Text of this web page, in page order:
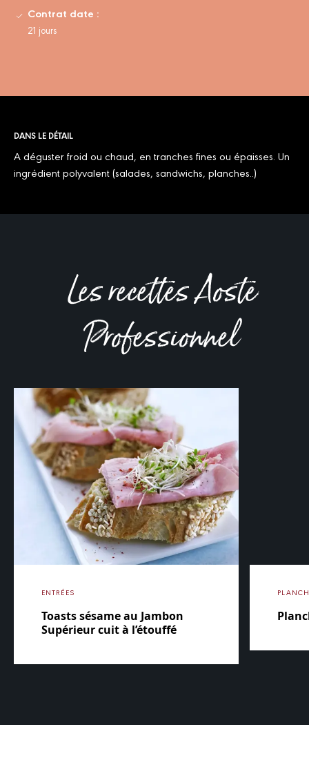
Contrat date :
21 jours
DANS LE DÉTAIL
A déguster froid ou chaud, en tranches fines ou épaisses. Un
ingrédient polyvalent (salades, sandwichs, planches..)
Les recettes Aoste
Professionnel
ENTRÉES
Toasts sésame au Jambon
Supérieur cuit à l’étouffé